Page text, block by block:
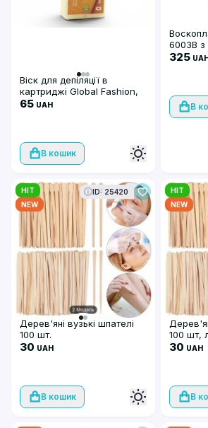
Віск для депіляції в
картриджі Global Fashion,
Vegan wax, 100 мл, Banana
65 UAH
В кошик
6003В
325 UAH
В
HIT
NEW
ID: 25420
Дерев'яні вузькі шпателі
100 шт.
30 UAH
В кошик
HIT
NEW
100 шт,
30 UAH
В